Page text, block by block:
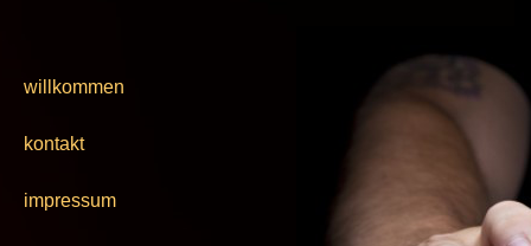
willkommen
kontakt
impressum